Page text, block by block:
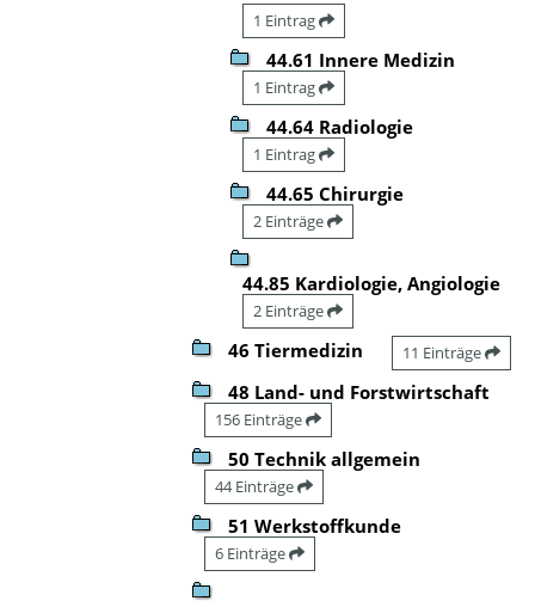
1 Eintrag
44.61 Innere Medizin
1 Eintrag
44.64 Radiologie
1 Eintrag
44.65 Chirurgie
2 Einträge
44.85 Kardiologie, Angiologie
2 Einträge
46 Tiermedizin 11 Einträge
48 Land- und Forstwirtschaft
156 Einträge
50 Technik allgemein
44 Einträge
51 Werkstoffkunde
6 Einträge